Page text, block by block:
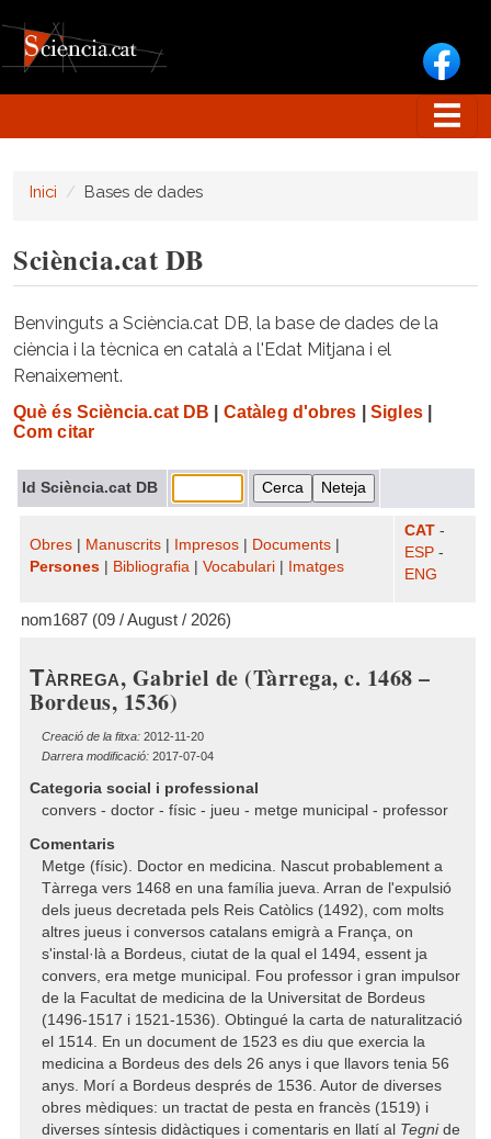
Inici Bases de dades
Sciència.cat DB
Benvinguts a Sciència.cat DB, la base de dades de la
ciència i la tècnica en català a l'Edat Mitjana i el
Renaixement.
Què és Sciència.cat DB Catàleg d'obres Sigles|
Com citar
Id Sciència.cat DB
Obres Manuscrits Impresos Documents
Persones
Bibliografia Vocabulari Imatges
CAT -
ESP -
ENG
nom1687 (09 / August / 2026)
Tàrrega, Gabriel de (Tàrrega, c. 1468 –
Bordeus, 1536)
Creació de la fitxa: 2012-11-20
Darrera modificació: 2017-07-04
Categoria social i professional
convers - doctor - físic - jueu - metge municipal - professor
Comentaris
Metge (físic). Doctor en medicina. Nascut probablement a
Tàrrega vers 1468 en una família jueva. Arran de l'expulsió
dels jueus decretada pels Reis Catòlics (1492), com molts
altres jueus i conversos catalans emigrà a França, on
s'instal·là a Bordeus, ciutat de la qual el 1494, essent ja
convers, era metge municipal. Fou professor i gran impulsor
de la Facultat de medicina de la Universitat de Bordeus
(1496-1517 i 1521-1536). Obtingué la carta de naturalització
el 1514. En un document de 1523 es diu que exercia la
medicina a Bordeus des dels 26 anys i que llavors tenia 56
anys. Morí a Bordeus després de 1536. Autor de diverses
obres mèdiques: un tractat de pesta en francès (1519) i
diverses síntesis didàctiques i comentaris en llatí al Tegnide